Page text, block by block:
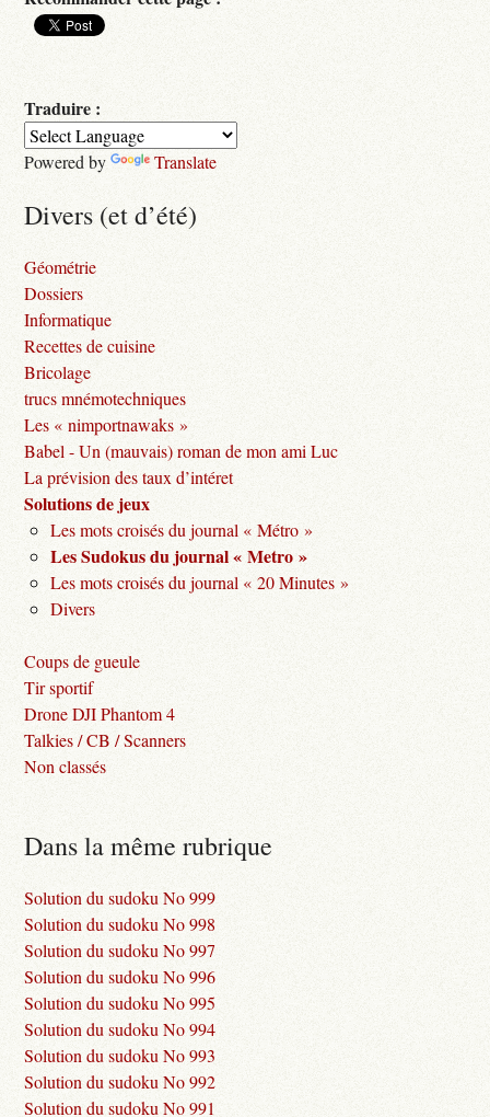
Traduire :
Powered by Translate
Divers (et d’été)
Géométrie
Dossiers
Informatique
Recettes de cuisine
Bricolage
trucs mnémotechniques
Les « nimportnawaks »
Babel - Un (mauvais) roman de mon ami Luc
La prévision des taux d’intéret
Solutions de jeux
Les mots croisés du journal « Métro »
Les Sudokus du journal « Metro »
Les mots croisés du journal « 20 Minutes »
Divers
Coups de gueule
Tir sportif
Drone DJI Phantom 4
Talkies / CB / Scanners
Non classés
Dans la même rubrique
Solution du sudoku No 999
Solution du sudoku No 998
Solution du sudoku No 997
Solution du sudoku No 996
Solution du sudoku No 995
Solution du sudoku No 994
Solution du sudoku No 993
Solution du sudoku No 992
Solution du sudoku No 991